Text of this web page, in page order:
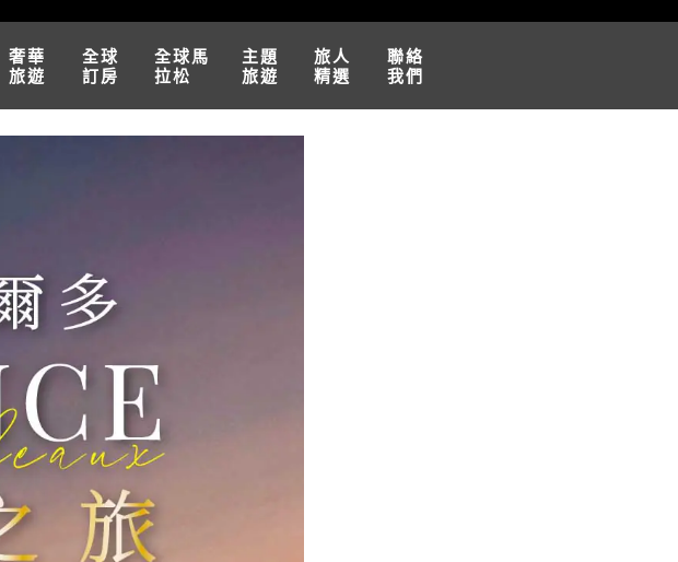
奢華
旅遊
全球
訂房
全球馬
拉松
主題
旅遊
旅人
精選
聯絡
我們